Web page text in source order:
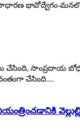
సాధారణ భావోద్వేగం-
చేసింది, సాంప్రదాయ
చేసింది....